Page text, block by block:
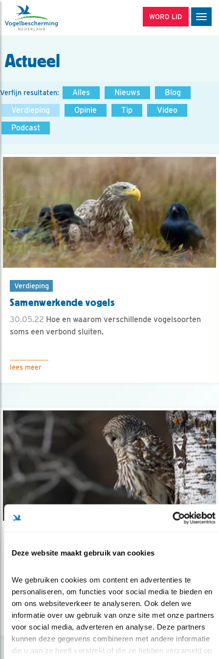
Deze website maakt gebruik van cookies
We gebruiken cookies om content en advertenties te
personaliseren, om functies voor social media te bieden en
om ons websiteverkeer te analyseren. Ook delen we
informatie over uw gebruik van onze site met onze partners
voor social media, adverteren en analyse. Deze partners
kunnen deze gegevens combineren met andere informatie
die u aan ze heeft verstrekt of die ze hebben verzameld op
WORD LID
Actueel
Verfijn resultaten: Alles Nieuws
Blog
Verdieping
Opinie Tip
Video
Podcast
Verdieping
Samenwerkende vogels
30.05.22 Hoe en waarom verschillende vogelsoorten
soms een verbond sluiten.
lees meer
Verbreek tweedeling tussen mens en dier
we zelf geen natuur zijn.
lees meer